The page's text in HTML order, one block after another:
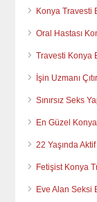
Konya Travesti
Oral Hastası
Travesti Konya
İşin Uzmanı
Sınırsız Seks
En Güzel
22 Yaşında
Fetişist Konya
Eve Alan Seksi